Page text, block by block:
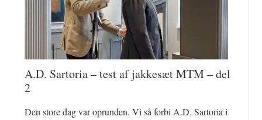
A.D. Sartoria – test af jakkesæt MTM – del
2
Den store dag var oprunden. Vi så forbi A.D. Sartoria i